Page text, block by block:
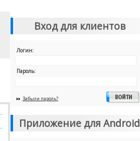
Вход для клиентов
Логин:
Пароль:
Забыли пароль?
Приложение для Android